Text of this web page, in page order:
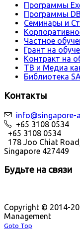
Программы
Программы
Семинары и
Частное
Грант на
Контракт на
ТВ и Медиа
Библиотека
Контакты
info@singapore-
+65 3108 0534
+65 3108 0534
178 Joo Chiat
Singapore 427449
Будьте на связи
Copyright © 2014-
Management
Goto Top